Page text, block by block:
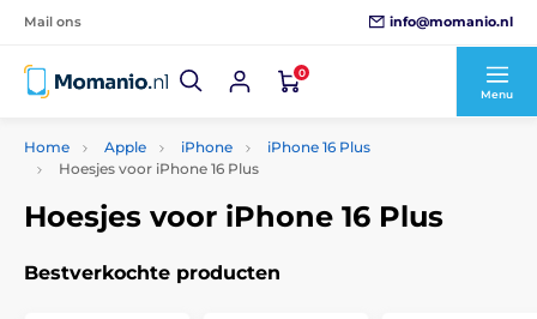
Mail ons info@momanio.nl
0
Menu
Home Apple iPhone
iPhone 16 Plus
Hoesjes voor iPhone 16 Plus
Hoesjes voor iPhone 16 Plus
Bestverkochte producten